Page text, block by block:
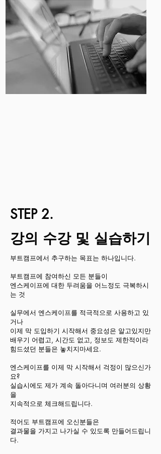
STEP 2.
강의 수강 및 실습하기
부트캠프에서 추구하는 목표는 하나입니다.
부트캠프에 참여하신 모든 분들이
엔스케이프에 대한 두려움을 어느정도 극복하시
는 것
실무에서 엔스케이프를 적극적으로 사용하고 있
거나
이제 막 도입하기 시작해서 중요성은 알고있지만
배우기 어렵고, 시간도 없고, 정보도 제한적이라
힘드셨던 분들은 놓치지마세요.
엔스케이프를 이제 막 시작해서 걱정이 많으신가
요?
실습시에도 제가 계속 돌아다니며 여러분의 상황
을
지속적으로 체크해드립니다.
적어도 부트캠프에 오신분들은
​결과물을 가지고 나가실 수 있도록 만들어드립니
다.